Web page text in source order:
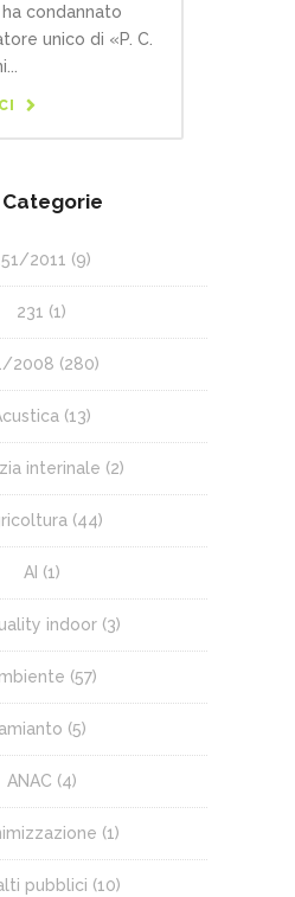
condannato
unico di «P. C.
Categorie
2011 (9)
231 (1)
2008 (280)
(13)
interinale (2)
(44)
AI (1)
indoor(3)
(57)
amianto (5)
ANAC (4)
(1)
pubblici (10)